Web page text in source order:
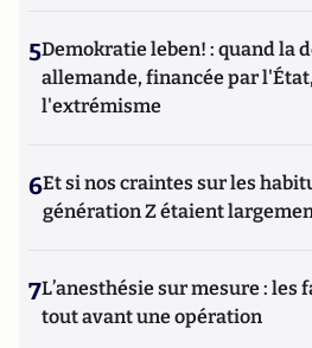
5Demokratie leben! : quand la
allemande, financée par
l'extrémisme
6Et si nos craintes sur les
génération Z étaient
7L’anesthésie sur mesure : les
tout avant une opération